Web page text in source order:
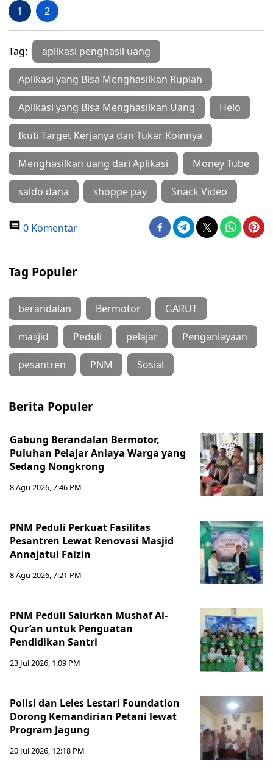
1 2
Tag: aplikasi penghasil uang
Aplikasi yang Bisa Menghasilkan Rupiah
Aplikasi yang Bisa Menghasilkan Uang Helo
Ikuti Target Kerjanya dan Tukar Koinnya
Menghasilkan uang dari Aplikasi Money Tube
saldo dana shoppe pay Snack Video
0 Komentar
Tag Populer
berandalan Bermotor GARUT
masjid Peduli pelajar Penganiayaan
pesantren PNM Sosial
Berita Populer
Gabung Berandalan Bermotor,
Puluhan Pelajar Aniaya Warga yang
Sedang Nongkrong
8 Agu 2026, 7:46 PM
PNM Peduli Perkuat Fasilitas
Pesantren Lewat Renovasi Masjid
Annajatul Faizin
8 Agu 2026, 7:21 PM
PNM Peduli Salurkan Mushaf Al-
Qur’an untuk Penguatan
Pendidikan Santri
23 Jul 2026, 1:09 PM
Polisi dan Leles Lestari Foundation
Dorong Kemandirian Petani lewat
Program Jagung
20 Jul 2026, 12:18 PM